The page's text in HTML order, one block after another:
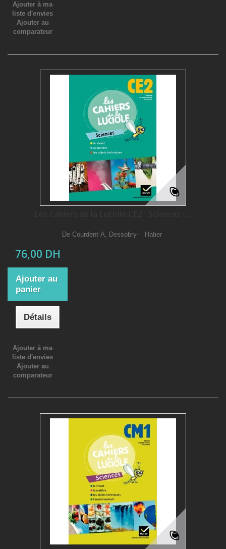
Ajouter à ma
liste d'envies
Ajouter au
comparateur
De Courdent-A, Dessobry- Hatier
76,00 DH
Ajouter au
panier
Détails
Ajouter à ma
liste d'envies
Ajouter au
comparateur